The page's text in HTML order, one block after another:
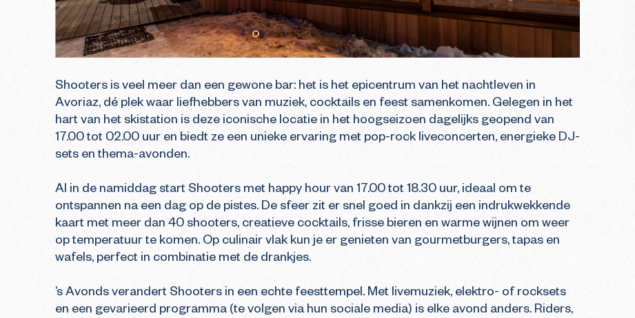
Shooters is veel meer dan een gewone bar: het is het epicentrum van het nachtleven in
Avoriaz, dé plek waar liefhebbers van muziek, cocktails en feest samenkomen. Gelegen in het
hart van het skistation is deze iconische locatie in het hoogseizoen dagelijks geopend van
17.00 tot 02.00 uur en biedt ze een unieke ervaring met pop-rock liveconcerten, energieke DJ-
sets en thema-avonden.
Al in de namiddag start Shooters met happy hour van 17.00 tot 18.30 uur, ideaal om te
ontspannen na een dag op de pistes. De sfeer zit er snel goed in dankzij een indrukwekkende
kaart met meer dan 40 shooters, creatieve cocktails, frisse bieren en warme wijnen om weer
op temperatuur te komen. Op culinair vlak kun je er genieten van gourmetburgers, tapas en
wafels, perfect in combinatie met de drankjes.
’s Avonds verandert Shooters in een echte feesttempel. Met livemuziek, elektro- of rocksets
en een gevarieerd programma (te volgen via hun sociale media) is elke avond anders. Riders,